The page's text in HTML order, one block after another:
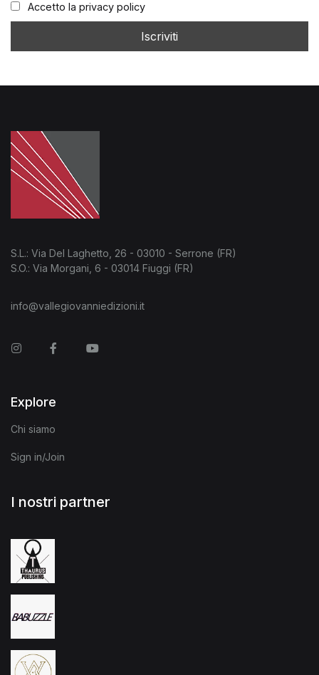
Accetto la privacy policy
S.L.: Via Del Laghetto, 26 - 03010 - Serrone (FR)
S.O.: Via Morgani, 6 - 03014 Fiuggi (FR)
info@vallegiovanniedizioni.it
InstagramFacebookYou Tube
Explore
Chi siamo
Sign in/Join
I nostri partner